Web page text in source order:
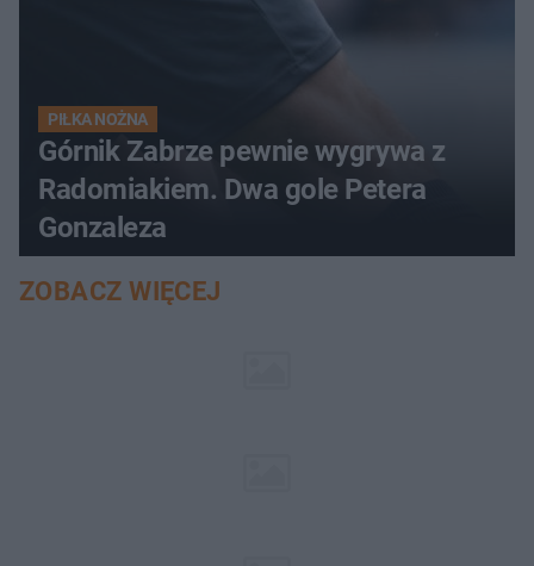
PIŁKA NOŻNA
Górnik Zabrze pewnie wygrywa z
Radomiakiem. Dwa gole Petera
Gonzaleza
ZOBACZ WIĘCEJ